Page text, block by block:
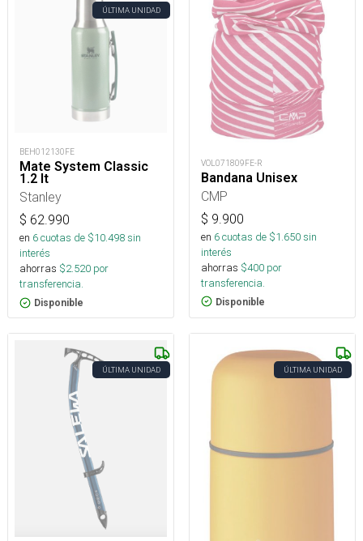
ÚLTIMA UNIDAD
BEH012130FE
Mate System Classic
1.2 lt
Stanley
$ 62.990
en 6cuotas de $10.498sin
interés
ahorras $2.520 por
transferencia.
Disponible
VOL071809FE-R
Bandana Unisex
CMP
$ 9.900
en 6cuotas de $1.650sin
interés
ahorras $400 por
transferencia.
Disponible
ÚLTIMA UNIDAD ÚLTIMA UNIDAD